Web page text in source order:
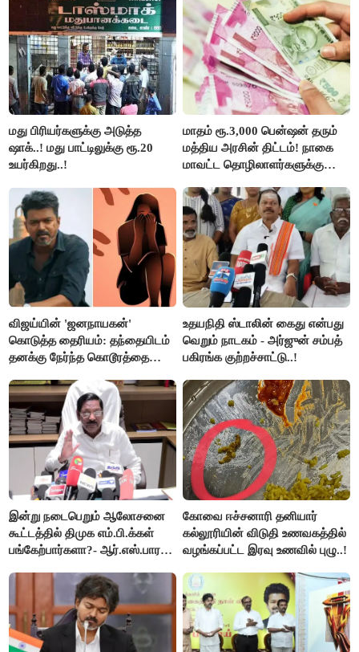
மது பிரியர்களுக்கு அடுத்த
ஷாக்..! மது பாட்டிலுக்கு ரூ.20
உயர்கிறது..!
மாதம் ரூ.3,000 பென்ஷன் தரும்
மத்திய அரசின் திட்டம்! நாகை
மாவட்ட தொழிலாளர்களுக்கு
செய்தி!
விஜய்யின் 'ஜனநாயகன்'
கொடுத்த தைரியம்: தந்தையிடம்
தனக்கு நேர்ந்த கொடூரத்தை
உதயநிதி ஸ்டாலின் கைது என்பது
வெறும் நாடகம் - அர்ஜுன் சம்பத்
பகிரங்க குற்றச்சாட்டு..!
இன்று நடைபெறும் ஆலோசனை
கூட்டத்தில் திமுக எம்.பி.க்கள்
பங்கேற்பார்களா?- ஆர்.எஸ்.பாரதி
கோவை ஈச்சனாரி தனியார்
கல்லூரியின் விடுதி உணவகத்தில்
வழங்கப்பட்ட இரவு உணவில் புழு..!